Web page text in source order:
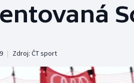
Biatlon
| Zdroj: ČT sport